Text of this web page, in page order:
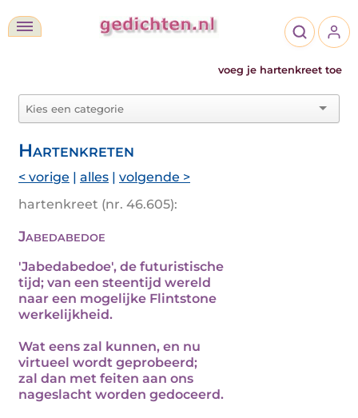
voeg je hartenkreet toe
Hartenkreten
< vorige | alles | volgende >
hartenkreet (nr. 46.605):
Jabedabedoe
'Jabedabedoe', de futuristische
tijd; van een steentijd wereld
naar een mogelijke Flintstone
werkelijkheid.
Wat eens zal kunnen, en nu
virtueel wordt geprobeerd;
zal dan met feiten aan ons
nageslacht worden gedoceerd.